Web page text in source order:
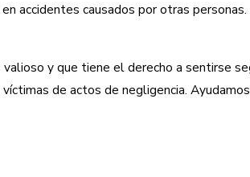
accidentes causados por otras
y que tiene el derecho a sentirse
de actos de negligencia.